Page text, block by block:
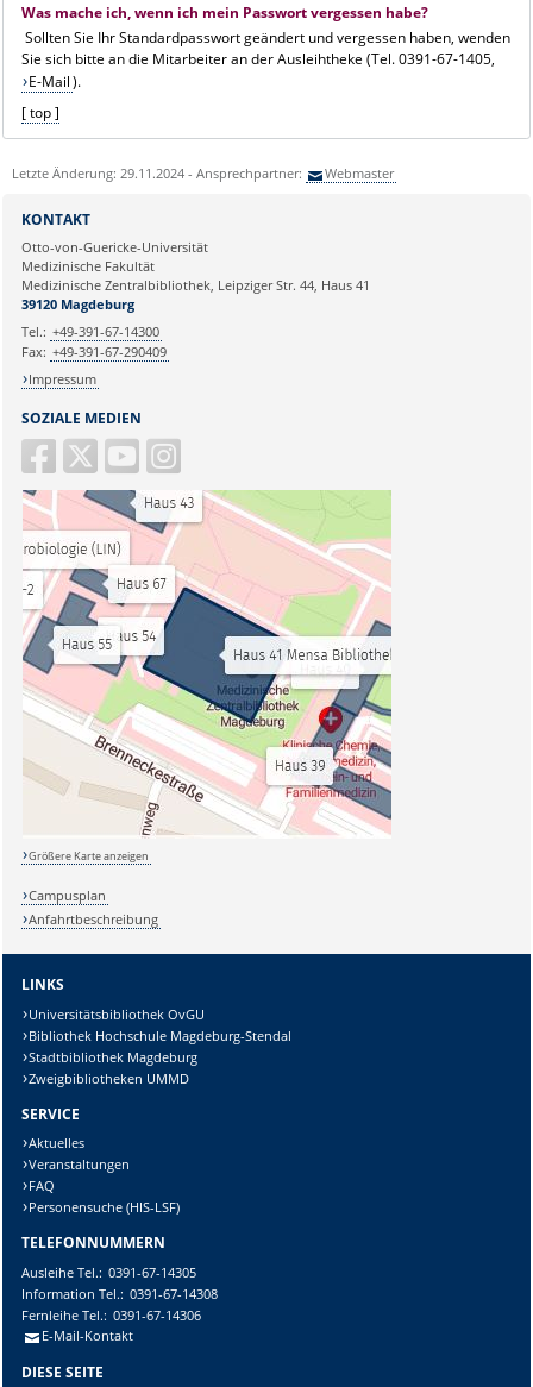
Was mache ich, wenn ich mein Passwort vergessen habe?
Sollten Sie Ihr Standardpasswort geändert und vergessen haben, wenden
Sie sich bitte an die Mitarbeiter an der Ausleihtheke (Tel. 0391-67-1405,
E-Mail).
[ top ]
Letzte Änderung: 29.11.2024 - Ansprechpartner: Webmaster
SOZIALE MEDIEN
KONTAKT
Otto-von-Guericke-Universität
Medizinische Fakultät
Medizinische Zentralbibliothek, Leipziger Str. 44, Haus 41
39120 Magdeburg
Tel.: +49-391-67-14300
Fax: +49-391-67-290409
Impressum
Größere Karte anzeigen
Campusplan
Anfahrtbeschreibung
LINKS
Universitätsbibliothek OvGU
Bibliothek Hochschule Magdeburg-Stendal
Stadtbibliothek Magdeburg
Zweigbibliotheken UMMD
SERVICE
Aktuelles
Veranstaltungen
FAQ
Personensuche (HIS-LSF)
TELEFONNUMMERN
AusleiheTel.: 0391-67-14305
Information Tel.: 0391-67-14308
FernleiheTel.: 0391-67-14306
E-Mail-Kontakt
DIESE SEITE